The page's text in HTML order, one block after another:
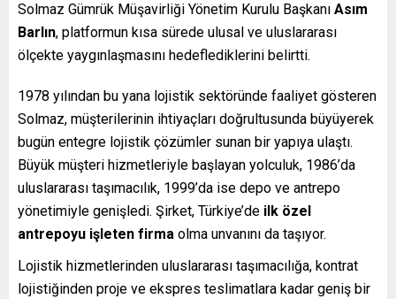
Solmaz Gümrük Müşavirliği Yönetim Kurulu Başkanı Asım
Barlın, platformun kısa sürede ulusal ve uluslararası
ölçekte yaygınlaşmasını hedeflediklerini belirtti.
1978 yılından bu yana lojistik sektöründe faaliyet gösteren
Solmaz, müşterilerinin ihtiyaçları doğrultusunda büyüyerek
bugün entegre lojistik çözümler sunan bir yapıya ulaştı.
Büyük müşteri hizmetleriyle başlayan yolculuk, 1986’da
uluslararası taşımacılık, 1999’da ise depo ve antrepo
yönetimiyle genişledi. Şirket, Türkiye’de ilk özel
antrepoyu işleten firma olma unvanını da taşıyor.
Lojistik hizmetlerinden uluslararası taşımacılığa, kontrat
lojistiğinden proje ve ekspres teslimatlara kadar geniş bir